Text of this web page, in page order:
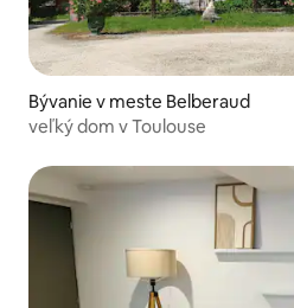
Bývanie v meste Belberaud
veľký dom v Toulouse